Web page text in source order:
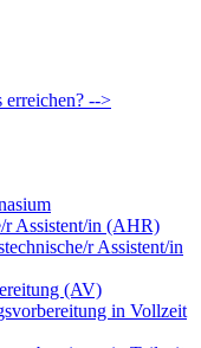
erreichen? -->
r Assistent/in (AHR)
r Assistent/in
(AV)
in Vollzeit